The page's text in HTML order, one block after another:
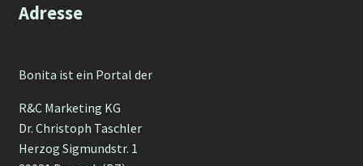
Adresse
Bonita ist ein Portal der
R&C Marketing KG
Dr. Christoph Taschler
Herzog Sigmundstr. 1